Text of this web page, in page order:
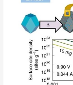
Energia
Renovável